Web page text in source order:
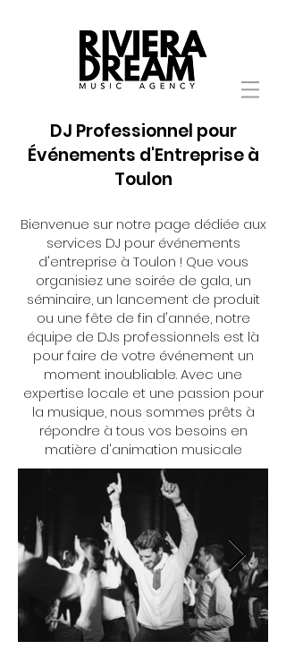
DJ Professionnel pour
Événements d'Entreprise à
Toulon
Bienvenue sur notre page dédiée aux
services DJ pour événements
d'entreprise à Toulon ! Que vous
organisiez une soirée de gala, un
séminaire, un lancement de produit
ou une fête de fin d'année, notre
équipe de DJs professionnels est là
pour faire de votre événement un
moment inoubliable. Avec une
expertise locale et une passion pour
la musique, nous sommes prêts à
répondre à tous vos besoins en
matière d'animation musicale